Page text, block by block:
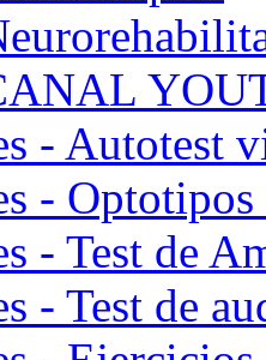
- Autotest
-
- Test de
- Test de